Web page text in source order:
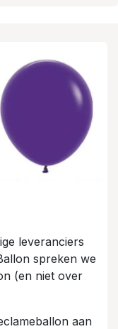
leveranciers
spreken we
(en niet over
aan